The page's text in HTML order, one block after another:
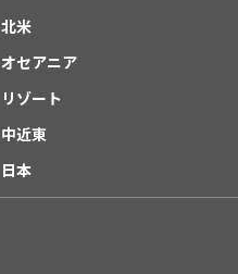
北米
オセアニア
リゾート
中近東
日本